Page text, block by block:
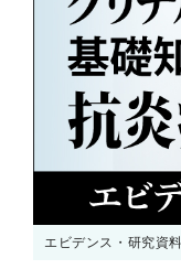
エビデンス・研究資料